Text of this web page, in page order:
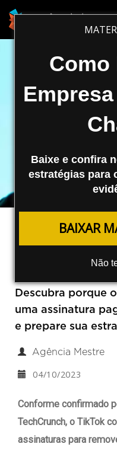
Como
Baixe e confira
estratégias para
BAIXAR
Não
TikTok Testa
Anúncios” fora
Descubra porque
uma assinatura
e prepare sua
Agência Mestre
04/10/2023
Conforme confirmado
TechCrunch, o TikTok
assinaturas para